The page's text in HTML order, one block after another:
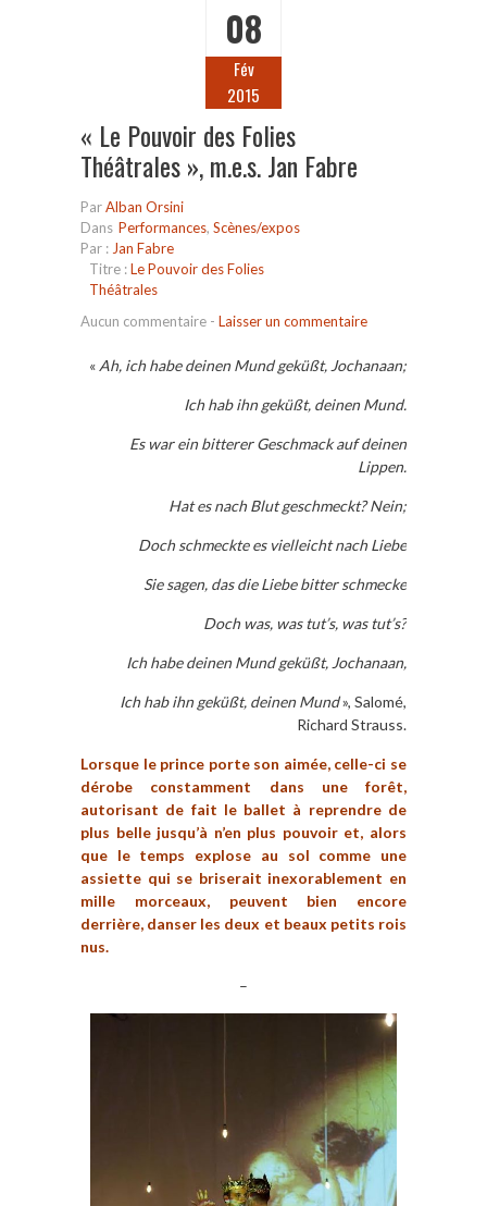
08
Fév
2015
« Le Pouvoir des Folies
Théâtrales », m.e.s. Jan Fabre
ParAlban Orsini
Dans Performances, Scènes/expos
Par : Jan Fabre
Titre :Le Pouvoir des Folies
Théâtrales
Aucun commentaire - Laisser un commentaire
« Ah, ich habe deinen Mund geküßt, Jochanaan;
Ich hab ihn geküßt, deinen Mund.
Es war ein bitterer Geschmack auf deinen
Lippen.
Hat es nach Blut geschmeckt? Nein;
Doch schmeckte es vielleicht nach Liebe
Sie sagen, das die Liebe bitter schmecke
Doch was, was tut’s, was tut’s?
Ich habe deinen Mund geküßt, Jochanaan,
Ich hab ihn geküßt, deinen Mund», Salomé,
Richard Strauss.
Lorsque le prince porte son aimée, celle-ci se
dérobe constamment dans une forêt,
autorisant de fait le ballet à reprendre de
plus belle jusqu’à n’en plus pouvoir et, alors
que le temps explose au sol comme une
assiette qui se briserait inexorablement en
mille morceaux, peuvent bien encore
derrière, danser les deux et beaux petits rois
nus.
–